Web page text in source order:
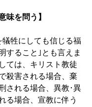
味を問う】
犠牲にしても信じる福
すること｣とも言えま
ては、キリスト教徒
殺害される場合、棄
される場合、異教･異
る場合、宣教に伴う